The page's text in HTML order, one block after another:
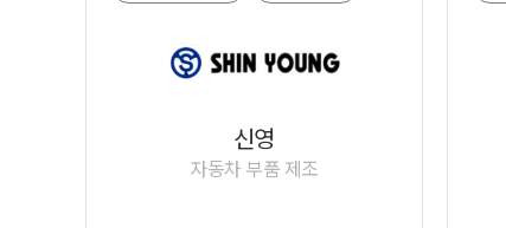
신영
자동차 부품 제조